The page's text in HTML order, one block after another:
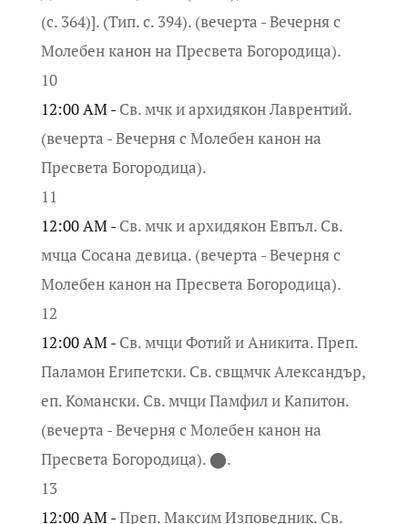
(с. 364)]. (Тип. с. 394). (вечерта - Вечерня с
Молебен канон на Пресвета Богородица).
10
12:00 AM - Св. мчк и архидякон Лаврентий.
(вечерта - Вечерня с Молебен канон на
Пресвета Богородица).
11
12:00 AM - Св. мчк и архидякон Евпъл. Св.
мчца Сосана девица. (вечерта - Вечерня с
Молебен канон на Пресвета Богородица).
12
12:00 AM - Св. мчци Фотий и Аникита. Преп.
Паламон Египетски. Св. свщмчк Александър,
еп. Комански. Св. мчци Памфил и Капитон.
(вечерта - Вечерня с Молебен канон на
Пресвета Богородица). ⬤.
13
12:00 AM -Преп. Максим Изповедник. Св.